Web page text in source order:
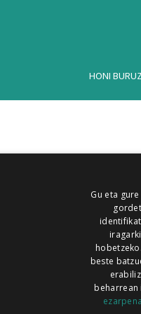
HONI BURUZ
ALEA
Gu eta
hobetzeko.
beste
beharrean